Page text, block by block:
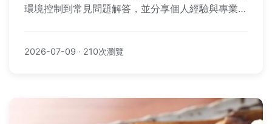
環境控制到常見問題解答，並分享個人經驗與專業技
2026-07-09 · 210次瀏覽